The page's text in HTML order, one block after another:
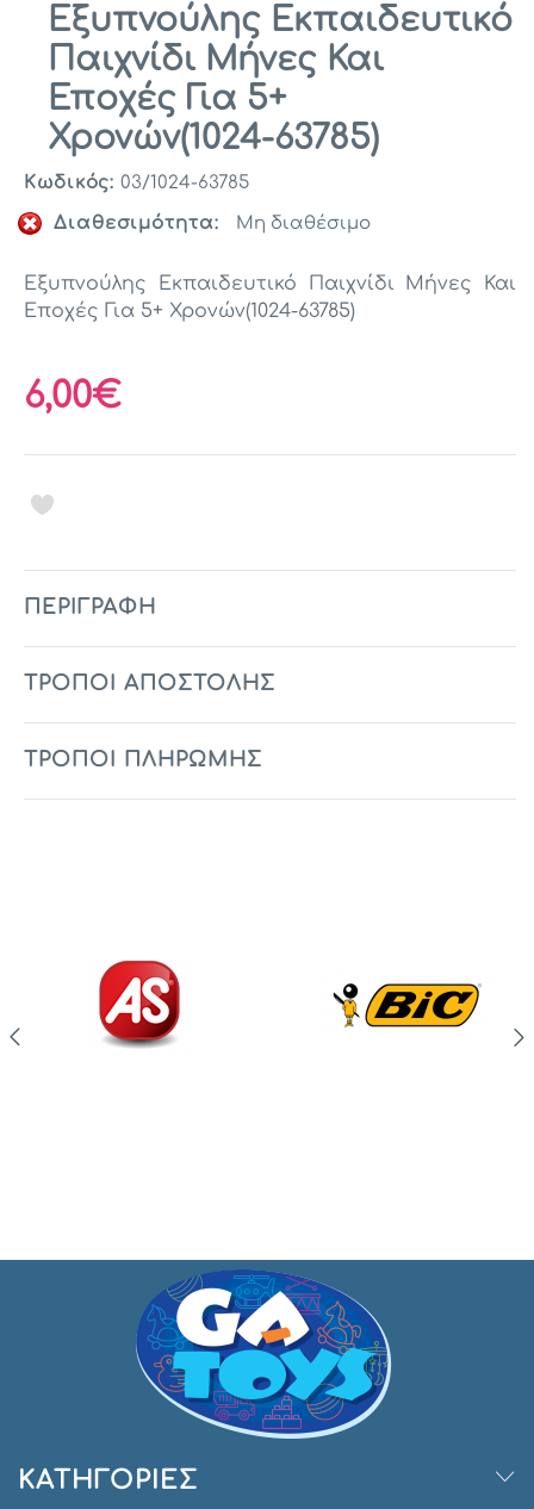
Εξυπνούλης Εκπαιδευτικό
Παιχνίδι Μήνες Και
Εποχές Για 5+
Χρονών(1024-63785)
Κωδικός: 03/1024-63785
Διαθεσιμότητα:
Μη διαθέσιμο
Εξυπνούλης Εκπαιδευτικό Παιχνίδι Μήνες Και
Εποχές Για 5+ Χρονών(1024-63785)
6,00€
ΠΕΡΙΓΡΑΦΉ
ΤΡΟΠΟΙ ΑΠΟΣΤΟΛΗΣ
ΤΡΟΠΟΙ ΠΛΗΡΩΜΗΣ
ΚΑΤΗΓΟΡΊΕΣ